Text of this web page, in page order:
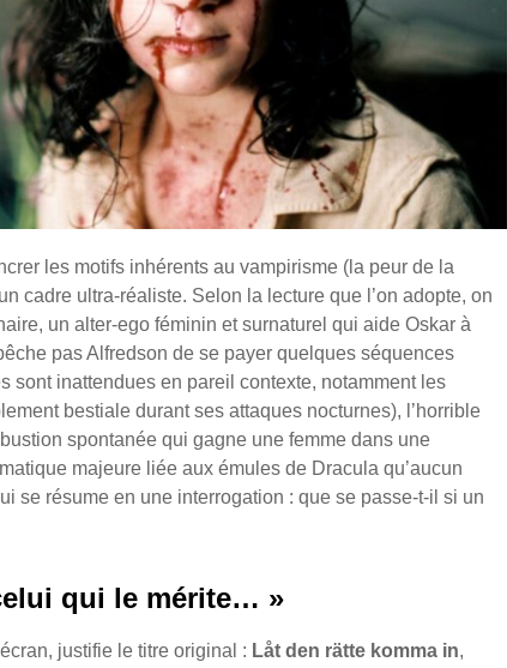
les motifs inhérents au vampirisme (la peur de la
cadre ultra-réaliste. Selon la lecture que l’on adopte, on
un alter-ego féminin et surnaturel qui aide Oskar à
pas Alfredson de se payer quelques séquences
sont inattendues en pareil contexte, notamment les
bestiale durant ses attaques nocturnes), l’horrible
spontanée qui gagne une femme dans une
majeure liée aux émules de Dracula qu’aucun
se résume en une interrogation : que se passe-t-il si un
qui le mérite… »
justifie le titre original : Låt den rätte komma in,